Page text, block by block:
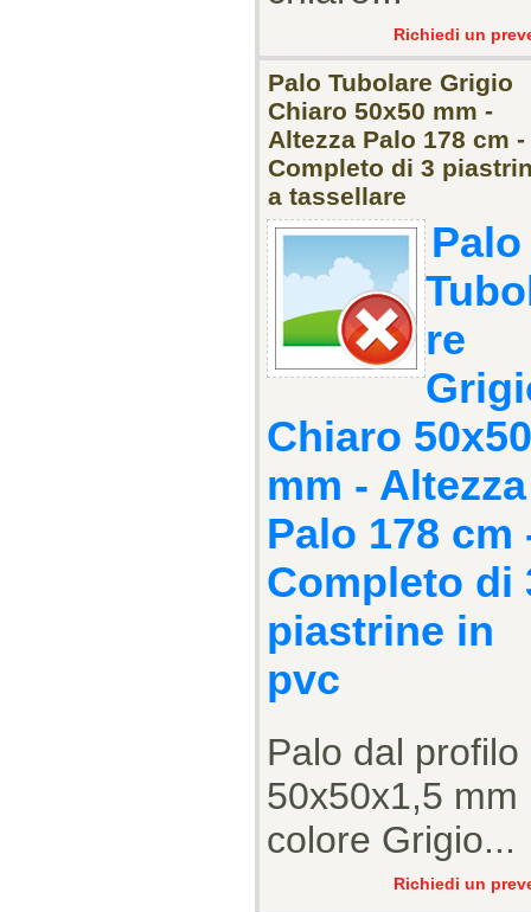
Richiedi un
Palo Tubolare Grigio
Chiaro 50x50 mm -
Altezza Palo 178 cm -
Completo di 3
a tassellare
Palo
re
Chiaro 50x50
mm - Altezza
Palo 178 cm
Completo di
piastrine in
pvc
Palo dal profilo
50x50x1,5 mm
colore Grigio...
Richiedi un